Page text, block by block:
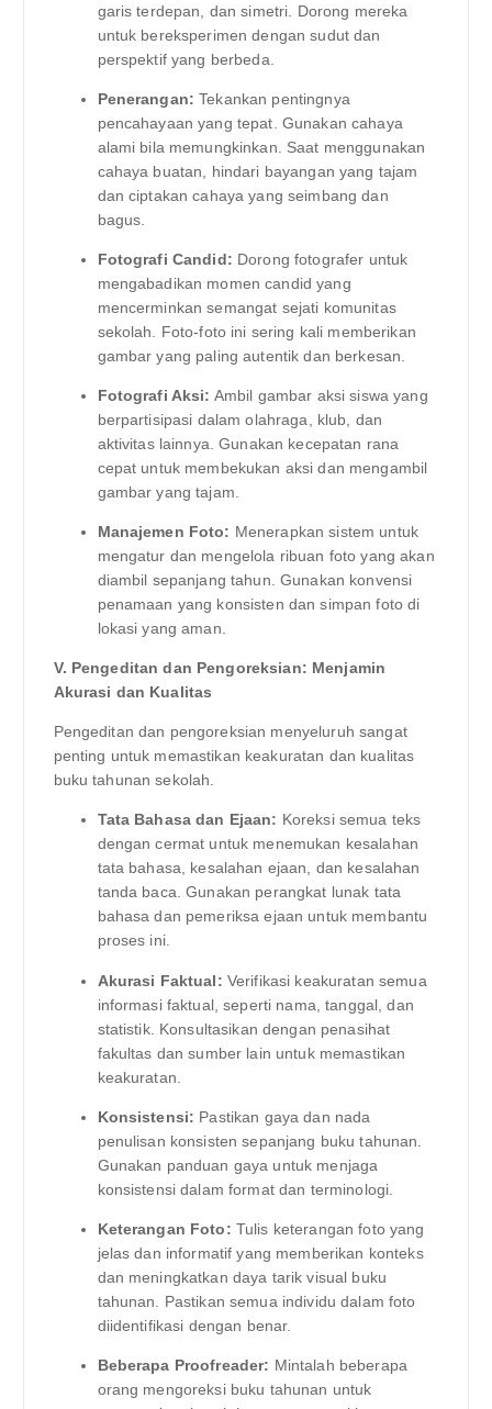
garis terdepan, dan simetri. Dorong mereka
untuk bereksperimen dengan sudut dan
perspektif yang berbeda.
Penerangan: Tekankan pentingnya
pencahayaan yang tepat. Gunakan cahaya
alami bila memungkinkan. Saat menggunakan
cahaya buatan, hindari bayangan yang tajam
dan ciptakan cahaya yang seimbang dan
bagus.
Fotografi Candid: Dorong fotografer untuk
mengabadikan momen candid yang
mencerminkan semangat sejati komunitas
sekolah. Foto-foto ini sering kali memberikan
gambar yang paling autentik dan berkesan.
Fotografi Aksi: Ambil gambar aksi siswa yang
berpartisipasi dalam olahraga, klub, dan
aktivitas lainnya. Gunakan kecepatan rana
cepat untuk membekukan aksi dan mengambil
gambar yang tajam.
Manajemen Foto: Menerapkan sistem untuk
mengatur dan mengelola ribuan foto yang akan
diambil sepanjang tahun. Gunakan konvensi
penamaan yang konsisten dan simpan foto di
lokasi yang aman.
V. Pengeditan dan Pengoreksian: Menjamin
Akurasi dan Kualitas
Pengeditan dan pengoreksian menyeluruh sangat
penting untuk memastikan keakuratan dan kualitas
buku tahunan sekolah.
Tata Bahasa dan Ejaan: Koreksi semua teks
dengan cermat untuk menemukan kesalahan
tata bahasa, kesalahan ejaan, dan kesalahan
tanda baca. Gunakan perangkat lunak tata
bahasa dan pemeriksa ejaan untuk membantu
proses ini.
Akurasi Faktual: Verifikasi keakuratan semua
informasi faktual, seperti nama, tanggal, dan
statistik. Konsultasikan dengan penasihat
fakultas dan sumber lain untuk memastikan
keakuratan.
Konsistensi: Pastikan gaya dan nada
penulisan konsisten sepanjang buku tahunan.
Gunakan panduan gaya untuk menjaga
konsistensi dalam format dan terminologi.
Keterangan Foto: Tulis keterangan foto yang
jelas dan informatif yang memberikan konteks
dan meningkatkan daya tarik visual buku
tahunan. Pastikan semua individu dalam foto
diidentifikasi dengan benar.
Beberapa Proofreader: Mintalah beberapa
orang mengoreksi buku tahunan untuk